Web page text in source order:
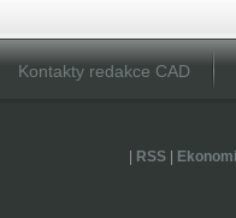
Kontakty redakce CAD
RSS|